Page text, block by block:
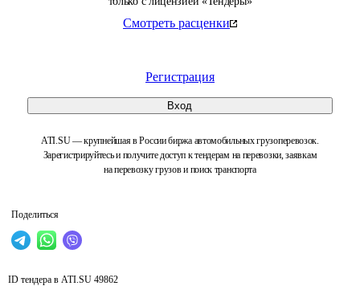
Смотреть расценки
Регистрация
Вход
ATI.SU — крупнейшая в России биржа автомобильных грузоперевозок.
Зарегистрируйтесь и получите доступ к тендерам на перевозки, заявкам
на перевозку грузов и поиск транспорта
Поделиться
ID тендера в ATI.SU 49862